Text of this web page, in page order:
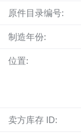
原件目录编号:
制造年份:
位置:
卖方库存 ID: